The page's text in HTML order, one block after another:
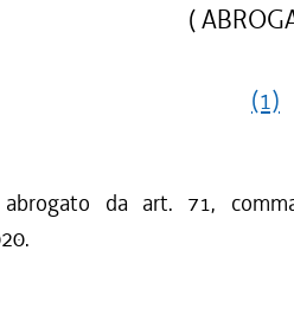
(
(1)
abrogato da art. 71,